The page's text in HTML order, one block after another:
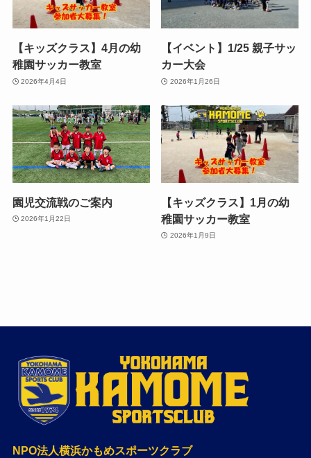
【キッズクラス】4月の幼
稚園サッカー教室
2026年4月4日
【イベント】1/25 親子サッ
カー大会
2026年1月26日
園児交流戦のご案内
2026年1月22日
【キッズクラス】1月の幼
稚園サッカー教室
2026年1月9日
NPO法人横浜かもめスポーツクラブ